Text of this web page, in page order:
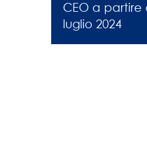
CEO a partire
luglio 2024